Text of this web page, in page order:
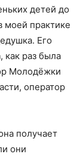
детей до
моей практике
Его
как раз была
Молодёжки
оператор
получает
они